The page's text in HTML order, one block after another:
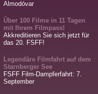
Almodóvar
Über 100 Filme in 11 Tagen
mit Ihrem Filmpass!
Akkreditieren Sie sich jetzt für
das 20. FSFF!
Legendäre Filmfahrt auf dem
Starnberger See
FSFF Film-Dampferfahrt: 7.
September